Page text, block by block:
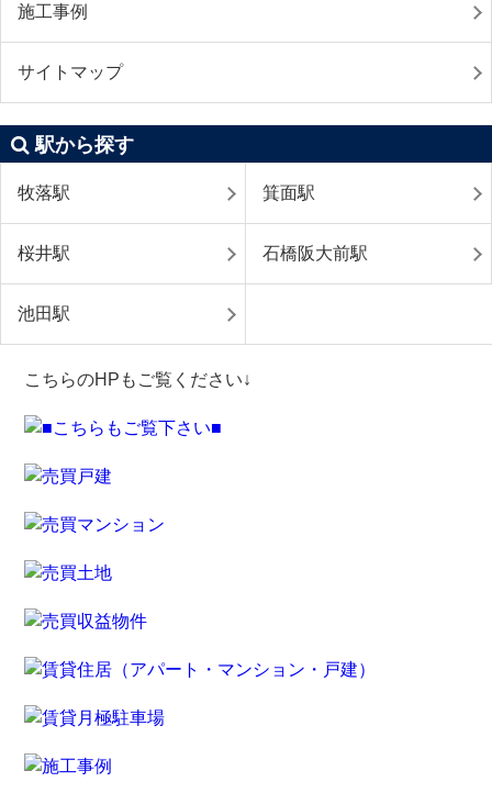
施工事例
サイトマップ
駅から探す
牧落駅 箕面駅
桜井駅 石橋阪大前駅
池田駅
こちらのHPもご覧ください↓